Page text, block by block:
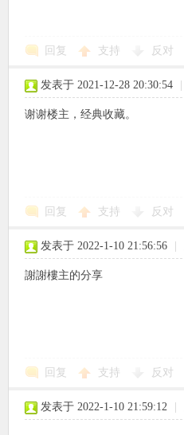
回复 支持 反对
发表于 2021-12-28 20:30:54
谢谢楼主，经典收藏。
回复 支持 反对
发表于 2022-1-10 21:56:56
謝謝樓主的分享
回复 支持 反对
发表于 2022-1-10 21:59:12